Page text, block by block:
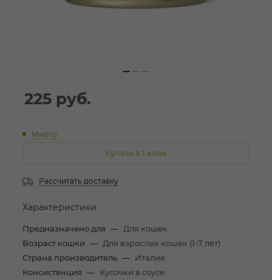
225 руб.
Много
Купить в 1 клик
Рассчитать доставку
Характеристики
Предназначено для — Для кошек
Возраст кошки — Для взрослых кошек (1-7 лет)
Страна производитель — Италия
Консистенция — Кусочки в соусе